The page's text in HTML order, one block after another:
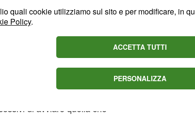
la scoperta della Luna, anche
mondo dello spazio.
davanti a voi è quella
a coloro che hanno dedicato
di avviare quella che
quali cookie utilizziamo sul sito e per modificare, in
Policy.
ACCETTA TUTTI
PERSONALIZZA